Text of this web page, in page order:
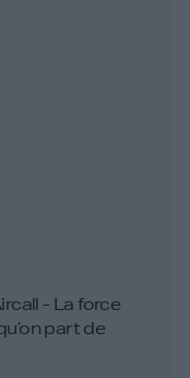
- La force
part de